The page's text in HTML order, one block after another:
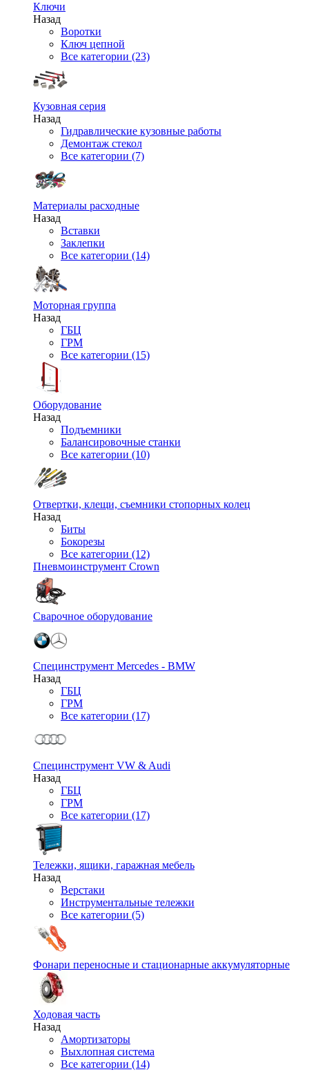
Ключи
Назад
Воротки
Ключ цепной
Все категории (23)
Кузовная серия
Назад
Гидравлические кузовные работы
Демонтаж стекол
Все категории (7)
Материалы расходные
Назад
Вставки
Заклепки
Все категории (14)
Моторная группа
Назад
ГБЦ
ГРМ
Все категории (15)
Оборудование
Назад
Подъемники
Балансировочные станки
Все категории (10)
Отвертки, клещи, съемники стопорных колец
Назад
Биты
Бокорезы
Все категории (12)
Пневмоинструмент Crown
Сварочное оборудование
Специнструмент Mercedes - BMW
Назад
ГБЦ
ГРМ
Все категории (17)
Специнструмент VW & Audi
Назад
ГБЦ
ГРМ
Все категории (17)
Тележки, ящики, гаражная мебель
Назад
Верстаки
Инструментальные тележки
Все категории (5)
Фонари переносные и стационарные аккумуляторные
Ходовая часть
Назад
Амортизаторы
Выхлопная система
Все категории (14)